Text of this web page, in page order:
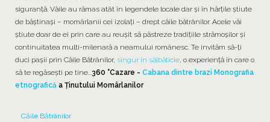
siguranță. Văile au rămas atât în legendele locale dar și în hărțile știute
de băștinași – momârlanii cei izolați – drept căile bătrânilor. Acele văi
știute doar de ei prin care au reușit să păstreze tradițiile strămoșilor și
continuitatea multi-milenară a neamului românesc. Te invităm să-ți
duci pașii prin Căile Bătrânilor, singur în sălbăticie, o experiență în care o
să te regăsești pe tine...360 °Cazare - Cabana dintre brazi Monografia
etnografică a Ținutului Momârlanilor
Căile Bătrânilor